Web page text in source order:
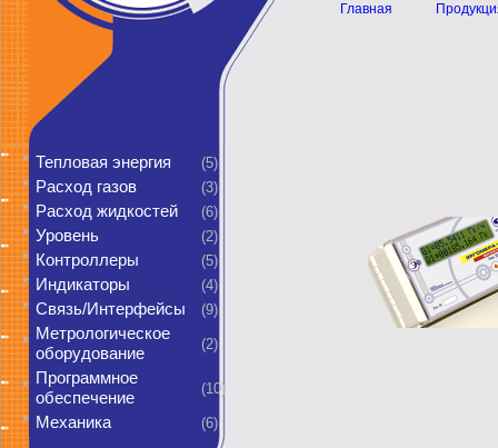
* Тепловая энергия (5)
* Расход газов (3)
* Расход жидкостей (6)
* Уровень (2)
* Контроллеры (5)
* Индикаторы (4)
* Связь/Интерфейсы (9)
* Метрологическое
оборудование
(2)
* Программное
обеспечение
(10)
* Механика (6)
Главная